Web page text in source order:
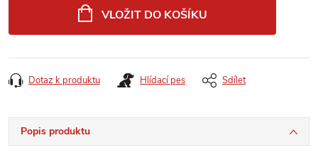
VLOŽIT DO KOŠÍKU
Dotaz k produktu Hlídací pes Sdílet
Popis produktu